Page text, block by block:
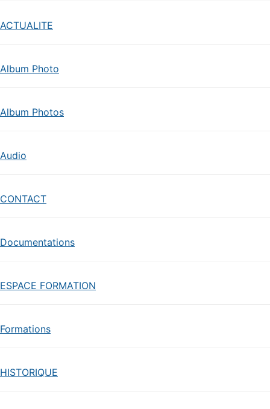
ACTUALITE
Album Photo
Album Photos
Audio
CONTACT
Documentations
ESPACE FORMATION
Formations
HISTORIQUE